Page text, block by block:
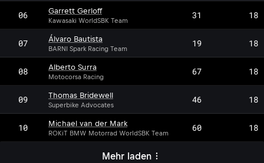
06 Garrett Gerloff
Kawasaki WorldSBK Team 31 18
07 Álvaro Bautista
BARNI Spark Racing Team 19 18
08 Alberto Surra
Motocorsa Racing 67 18
09 Thomas Bridewell
Superbike Advocates 46 18
10 Michael van der Mark
ROKiT BMW Motorrad WorldSBK Team 60 18
Mehr laden